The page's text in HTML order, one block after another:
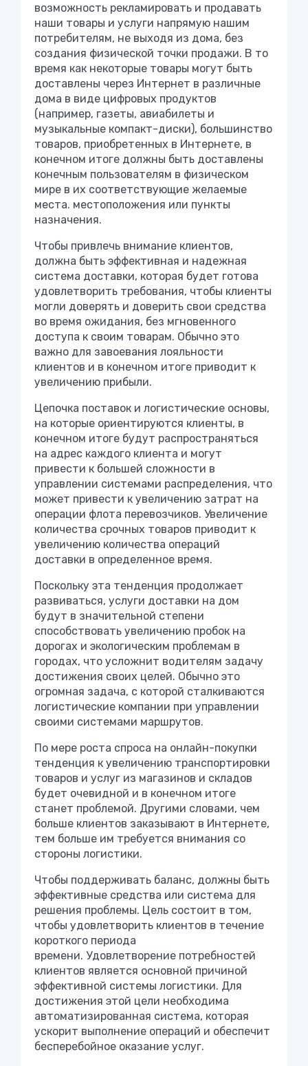
возможность рекламировать и продавать
наши товары и услуги напрямую нашим
потребителям, не выходя из дома, без
создания физической точки продажи. В то
время как некоторые товары могут быть
доставлены через Интернет в различные
дома в виде цифровых продуктов
(например, газеты, авиабилеты и
музыкальные компакт-диски), большинство
товаров, приобретенных в Интернете, в
конечном итоге должны быть доставлены
конечным пользователям в физическом
мире в их соответствующие желаемые
места. местоположения или пункты
назначения.
Чтобы привлечь внимание клиентов,
должна быть эффективная и надежная
система доставки, которая будет готова
удовлетворить требования, чтобы клиенты
могли доверять и доверить свои средства
во время ожидания, без мгновенного
доступа к своим товарам. Обычно это
важно для завоевания лояльности
клиентов и в конечном итоге приводит к
увеличению прибыли.
Цепочка поставок и логистические основы,
на которые ориентируются клиенты, в
конечном итоге будут распространяться
на адрес каждого клиента и могут
привести к большей сложности в
управлении системами распределения, что
может привести к увеличению затрат на
операции флота перевозчиков. Увеличение
количества срочных товаров приводит к
увеличению количества операций
доставки в определенное время.
Поскольку эта тенденция продолжает
развиваться, услуги доставки на дом
будут в значительной степени
способствовать увеличению пробок на
дорогах и экологическим проблемам в
городах, что усложнит водителям задачу
достижения своих целей. Обычно это
огромная задача, с которой сталкиваются
логистические компании при управлении
своими системами маршрутов.
По мере роста спроса на онлайн-покупки
тенденция к увеличению транспортировки
товаров и услуг из магазинов и складов
будет очевидной и в конечном итоге
станет проблемой. Другими словами, чем
больше клиентов заказывают в Интернете,
тем больше им требуется внимания со
стороны логистики.
Чтобы поддерживать баланс, должны быть
эффективные средства или система для
решения проблемы. Цель состоит в том,
чтобы удовлетворить клиентов в течение
короткого периода
времени. Удовлетворение потребностей
клиентов является основной причиной
эффективной системы логистики. Для
достижения этой цели необходима
автоматизированная система, которая
ускорит выполнение операций и обеспечит
бесперебойное оказание услуг.